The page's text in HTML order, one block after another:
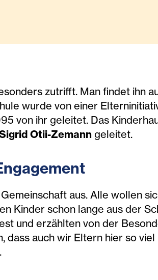
zutrifft. Man findet ihn
wurde von einer
von ihr geleitet. Das
Otii-Zemann geleitet.
aus. Alle wollen
Kinder schon lange aus der
und erzählten von der
dass auch wir Eltern hier so